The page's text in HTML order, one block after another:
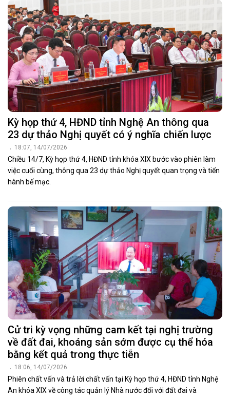
Kỳ họp thứ 4, HĐND tỉnh Nghệ An thông qua
23 dự thảo Nghị quyết có ý nghĩa chiến lược
18:07, 14/07/2026
Chiều 14/7, Kỳ họp thứ 4, HĐND tỉnh khóa XIX bước vào phiên làm
việc cuối cùng, thông qua 23 dự thảo Nghị quyết quan trọng và tiến
hành bế mạc.
Cử tri kỳ vọng những cam kết tại nghị trường
về đất đai, khoáng sản sớm được cụ thể hóa
bằng kết quả trong thực tiễn
18:06, 14/07/2026
Phiên chất vấn và trả lời chất vấn tại Kỳ họp thứ 4, HĐND tỉnh Nghệ
An khóa XIX về công tác quản lý Nhà nước đối với đất đai và